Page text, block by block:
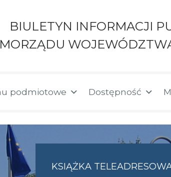
BIULETYN INFORMACJI
podmiotowe Dostępność
KSIĄŻKA